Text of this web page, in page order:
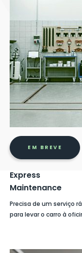
EM BREVE
Express
Maintenance
Precisa de um serviço
para levar o carro à